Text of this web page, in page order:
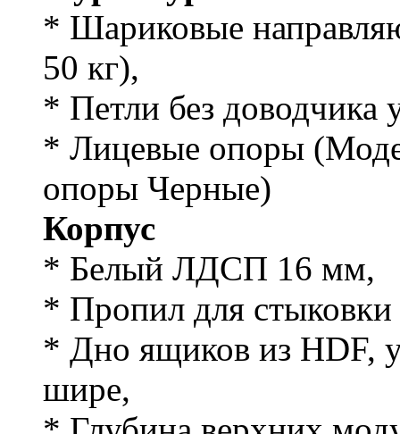
* Шариковые
50 кг),
* Петли без доводчика
* Лицевые опоры
опоры Черные)
Корпус
* Белый ЛДСП 16 мм,
* Пропил для
* Дно ящиков из HDF,
шире,